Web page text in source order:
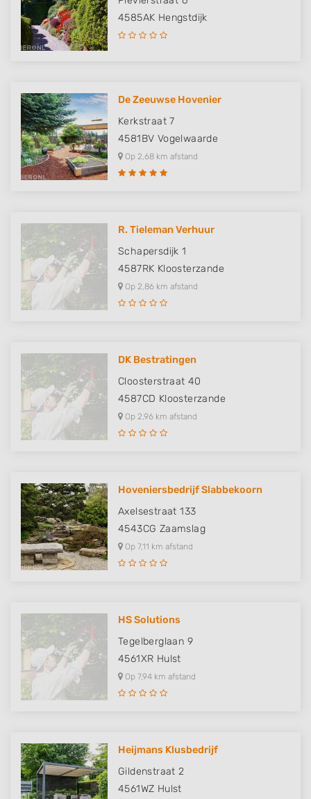
4585AK Hengstdijk
De Zeeuwse Hovenier
Kerkstraat 7
4581BV Vogelwaarde
Op 2,68 km afstand
R. Tieleman Verhuur
Schapersdijk 1
4587RK Kloosterzande
Op 2,86 km afstand
DK Bestratingen
Cloosterstraat 40
4587CD Kloosterzande
Op 2,96 km afstand
Hoveniersbedrijf Slabbekoorn
Axelsestraat 133
4543CG Zaamslag
Op 7,11 km afstand
HS Solutions
Tegelberglaan 9
4561XR Hulst
Op 7,94 km afstand
Heijmans Klusbedrijf
Gildenstraat 2
4561WZ Hulst